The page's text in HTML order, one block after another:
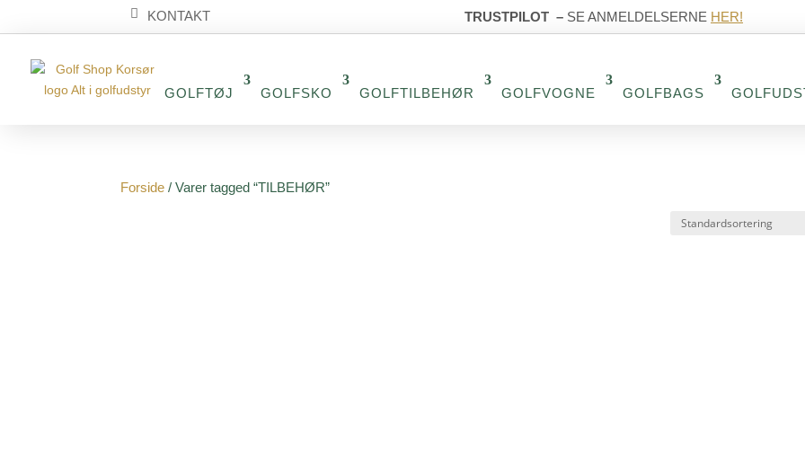
KONTAKT TRUSTPILOT –SE ANMELDELSERNE HER!
GOLFTØJ GOLFSKO GOLFTILBEHØR GOLFVOGNE GOLFBAGS
Forside / Varer tagged “TILBEHØR”